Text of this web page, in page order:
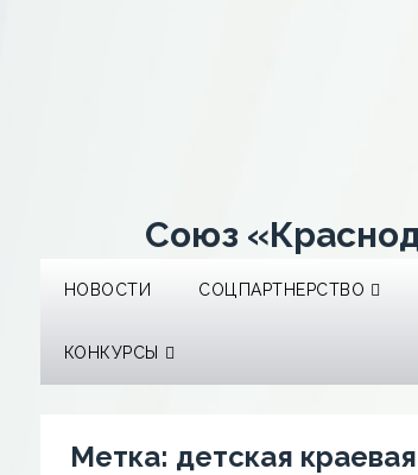
Союз
НОВОСТИ СОЦПАРТНЕРСТВО
КОНКУРСЫ
Метка: детская